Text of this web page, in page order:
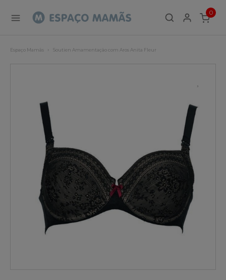
0
ITEMS
Espaço Mamãs Soutien Amamentação com Aros Anita Fleur